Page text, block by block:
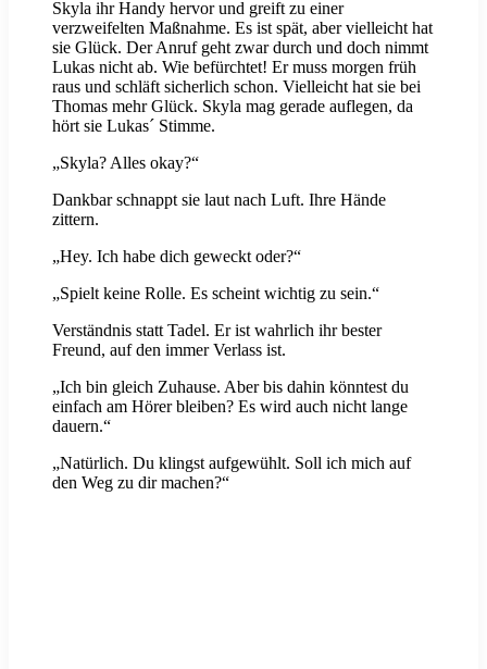
Skyla ihr Handy hervor und greift zu einer
verzweifelten Maßnahme. Es ist spät, aber vielleicht hat
sie Glück. Der Anruf geht zwar durch und doch nimmt
Lukas nicht ab. Wie befürchtet! Er muss morgen früh
raus und schläft sicherlich schon. Vielleicht hat sie bei
Thomas mehr Glück. Skyla mag gerade auflegen, da
hört sie Lukas´ Stimme.
„Skyla? Alles okay?“
Dankbar schnappt sie laut nach Luft. Ihre Hände
zittern.
„Hey. Ich habe dich geweckt oder?“
„Spielt keine Rolle. Es scheint wichtig zu sein.“
Verständnis statt Tadel. Er ist wahrlich ihr bester
Freund, auf den immer Verlass ist.
„Ich bin gleich Zuhause. Aber bis dahin könntest du
einfach am Hörer bleiben? Es wird auch nicht lange
dauern.“
„Natürlich. Du klingst aufgewühlt. Soll ich mich auf
den Weg zu dir machen?“